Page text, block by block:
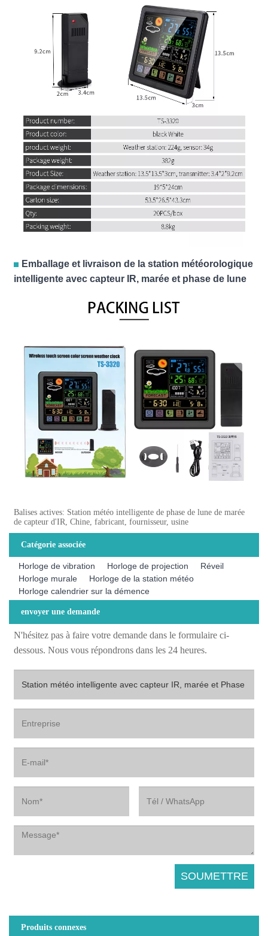
Emballage et livraison de la station météorologique
intelligente avec capteur IR, marée et phase de lune
Balises actives: Station météo intelligente de phase de lune de marée
de capteur d'IR, Chine, fabricant, fournisseur, usine
Catégorie associée
Horloge de vibration Horloge de projection
Réveil
Horloge murale
Horloge de la station météo
Horloge calendrier sur la démence
envoyer une demande
N'hésitez pas à faire votre demande dans le formulaire ci-
dessous. Nous vous répondrons dans les 24 heures.
Produits connexes